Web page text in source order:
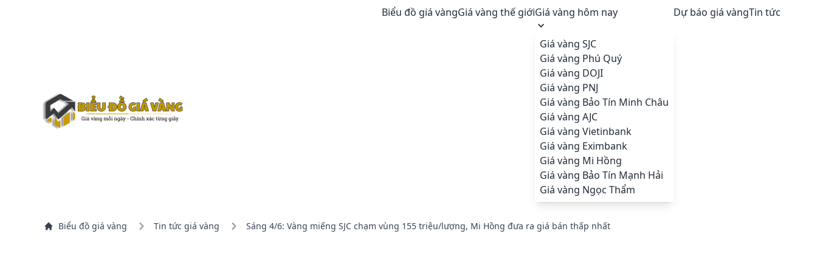
Biểu đồ giá vàngGiá vàng thế giớiGiá vàng hôm nay
Giá vàng SJC
Giá vàng Phú Quý
Giá vàng DOJI
Giá vàng PNJ
Giá vàng Bảo Tín Minh Châu
Giá vàng AJC
Giá vàng Vietinbank
Giá vàng Eximbank
Giá vàng Mi Hồng
Giá vàng Bảo Tín Mạnh Hải
Giá vàng Ngọc Thẩm
Dự báo giá vàngTin tức
Biểu đồ giá vàng Tin tức giá vàng Sáng 4/6: Vàng miếng SJC chạm vùng 155 triệu/lượng, Mi Hồng đưa ra giá bán thấp nhất